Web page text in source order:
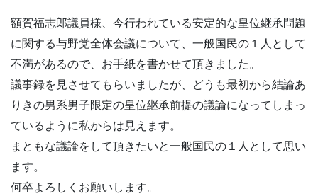
額賀福志郎議員様、今行われている安定的な皇位継承問題
に関する与野党全体会議について、一般国民の１人として
不満があるので、お手紙を書かせて頂きました。
議事録を見させてもらいましたが、どうも最初から結論あ
りきの男系男子限定の皇位継承前提の議論になってしまっ
ているように私からは見えます。
まともな議論をして頂きたいと一般国民の１人として思い
ます。
何卒よろしくお願いします。